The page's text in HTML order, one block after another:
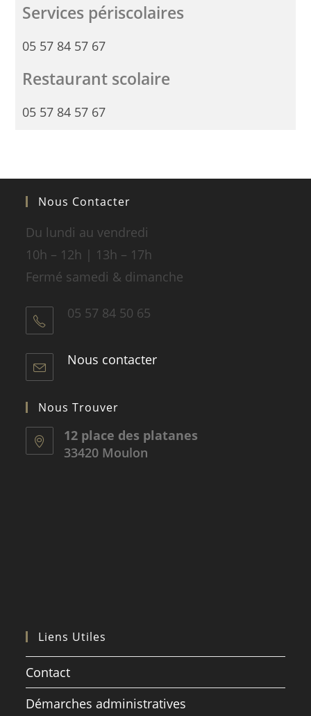
Services périscolaires
05 57 84 57 67
Restaurant scolaire
05 57 84 57 67
Nous Contacter
Du lundi au vendredi
10h – 12h | 13h – 17h
Fermé samedi & dimanche
05 57 84 50 65
Nous contacter
Nous Trouver
12 place des platanes
33420 Moulon
Liens Utiles
Contact
Démarches administratives